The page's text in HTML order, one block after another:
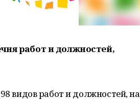
работ и должностей,
видов работ и должностей, на